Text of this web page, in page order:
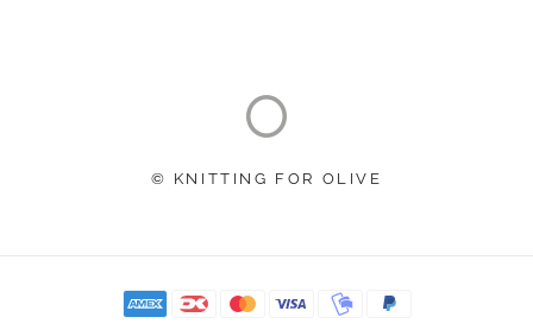
© KNITTING FOR OLIVE